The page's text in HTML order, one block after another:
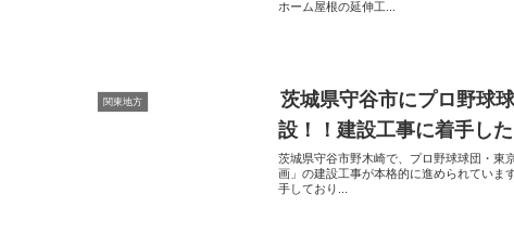
ホーム屋根の延伸工...
関東地方
茨城県守谷市にプロ野球
設！！建設工事に着手し
茨城県守谷市野木崎で、プロ野球球団・東
画」の建設工事が本格的に進められていま
手しており...